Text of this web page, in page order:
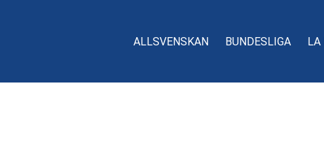
ALLSVENSKAN BUNDESLIGA LA